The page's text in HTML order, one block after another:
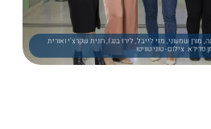
שמעוני, מזי לייבל, לירז בנג'ו, רונית שקרצ'י ואורית
פדידא. צילום- טוני טוויטו